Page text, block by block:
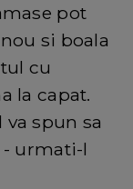
pot
si boala
cu
la capat.
spun sa
urmati-l